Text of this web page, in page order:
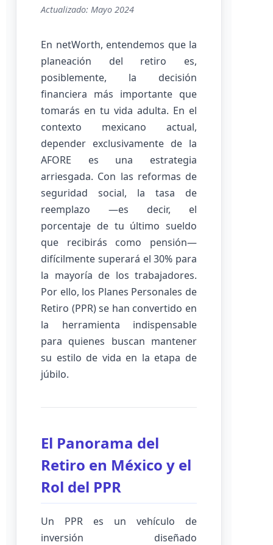
Actualizado: Mayo 2024
En netWorth, entendemos que la
planeación del retiro es,
posiblemente, la decisión
financiera más importante que
tomarás en tu vida adulta. En el
contexto mexicano actual,
depender exclusivamente de la
AFORE es una estrategia
arriesgada. Con las reformas de
seguridad social, la tasa de
reemplazo —es decir, el
porcentaje de tu último sueldo
que recibirás como pensión—
difícilmente superará el 30% para
la mayoría de los trabajadores.
Por ello, los Planes Personales de
Retiro (PPR) se han convertido en
la herramienta indispensable
para quienes buscan mantener
su estilo de vida en la etapa de
júbilo.
El Panorama del
Retiro en México y el
Rol del PPR
Un PPR es un vehículo de
inversión diseñado